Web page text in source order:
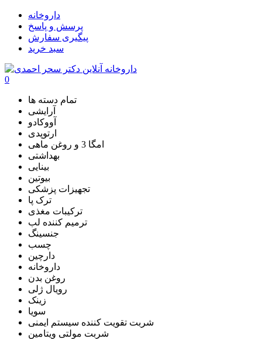
داروخانه
پرسش و پاسخ
پیگیری سفارش
سبد خرید
0
تمام دسته ها
آرایشی
آووکادو
ارتوپدی
امگا 3 و روغن ماهی
بهداشتی
بینایی
بیوتین
تجهیزات پزشکی
ترک پا
ترکیبات مغذی
ترمیم کننده لب
جنسینگ
چسب
دارچین
داروخانه
روغن بدن
رویال ژلی
زینک
سویا
شربت تقویت کننده سیستم ایمنی
شربت مولتی ویتامین